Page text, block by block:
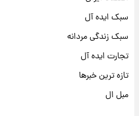
سبک ایده آل
سبک زندگی مردانه
تجارت ایده آل
تازه ترین خبرها
مبل ال